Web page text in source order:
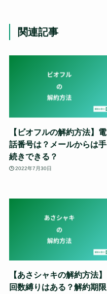
関連記事
【ビオフルの解約方法】電
話番号は？メールからは手
続きできる？
2022年7月30日
【あさシャキの解約方法】
回数縛りはある？解約期限